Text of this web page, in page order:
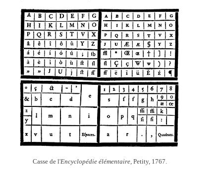
Casse de l'Encyclopédie élémentaire, Petity, 1767.